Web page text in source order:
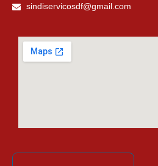
sindiservicosdf@gmail.com